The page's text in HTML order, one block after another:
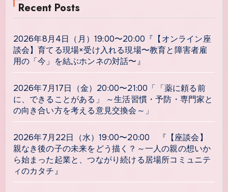
Recent Posts
2026年8月4日（月）19:00〜20:00『【オンライン座
談会】育てる現場×受け入れる現場〜教育と障害者雇
用の「今」を結ぶホンネの対話〜』
2026年7月17日（金）20:00〜21:00「「薬に頼る前
に、できることがある」 ～生活習慣・予防・専門家と
の向き合い方を考える意見交換会～」
2026年7月22日（水）19:00〜20:00 『【座談会】
親なき後の子の未来をどう描く？～一人の親の想いか
ら始まった起業と、つながり続ける居場所コミュニテ
ィのカタチ』